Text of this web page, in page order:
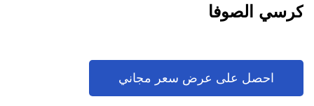
كرسي الصوفا
احصل على عرض سعر مجاني